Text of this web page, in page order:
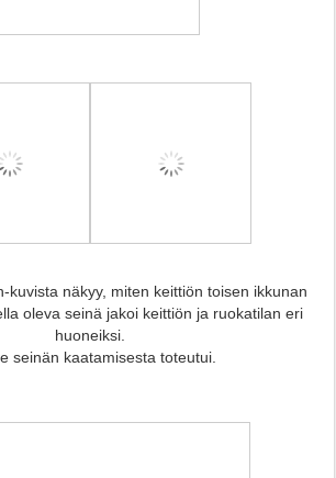
kuvista näkyy, miten keittiön toisen ikkunan
oleva seinä jakoi keittiön ja ruokatilan eri
huoneiksi.
seinän kaatamisesta toteutui.